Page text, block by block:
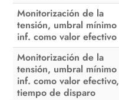
Monitorización de la
tensión, umbral mínimo
inf. como valor efectivo
Monitorización de la
tensión, umbral mínimo
inf. como valor efectivo,
tiempo de disparo